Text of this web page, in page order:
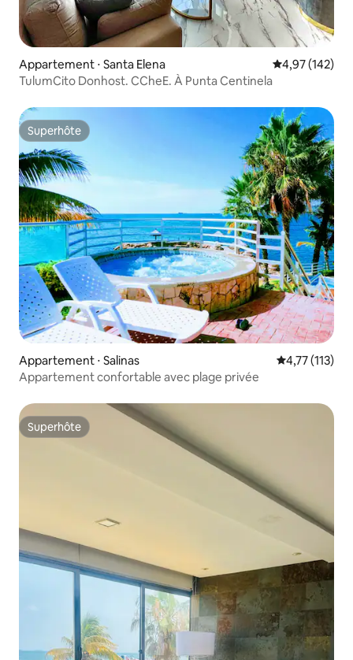
Appartement ⋅ Santa Elena Évaluation
4,97 (142)
TulumCito Donhost. CCheE. À Punta Centinela
Superhôte
Superhôte
Appartement ⋅ Salinas Évaluation
4,77 (113)
Appartement confortable avec plage privée
Superhôte
Superhôte